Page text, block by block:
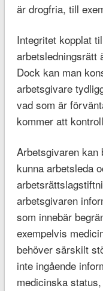
är drogfria, till
Integritet kopplat
arbetsledningsrätt
Dock kan man
arbetsgivare
vad som är
kommer att
Arbetsgivaren
kunna arbetsleda
arbetsgivaren
som innebär
exempelvis
behöver särskilt
inte ingående
medicinska